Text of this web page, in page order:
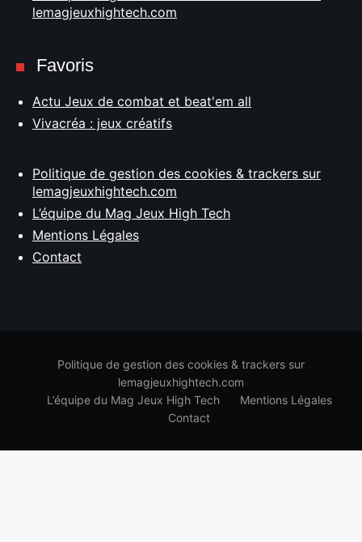
lemagjeuxhightech.com
Favoris
Actu Jeux de combat et beat'em all
Vivacréa : jeux créatifs
Politique de gestion des cookies & trackers sur
lemagjeuxhightech.com
L’équipe du Mag Jeux High Tech
Mentions Légales
Contact
Politique de gestion des cookies & trackers sur
lemagjeuxhightech.com
L’équipe du Mag Jeux High Tech
Mentions Légales
Contact